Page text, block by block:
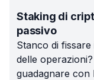
Staking di
passivo
Stanco di
delle
guadagnare con